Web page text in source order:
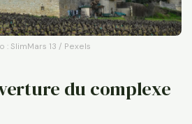
: SlimMars 13 / Pexels
du complexe